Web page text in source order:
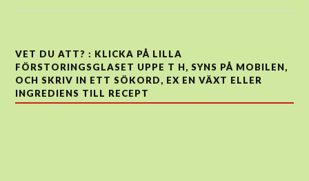
VET DU ATT? : KLICKA PÅ LILLA
FÖRSTORINGSGLASET UPPE T H, SYNS PÅ MOBILEN,
OCH SKRIV IN ETT SÖKORD, EX EN VÄXT ELLER
INGREDIENS TILL RECEPT